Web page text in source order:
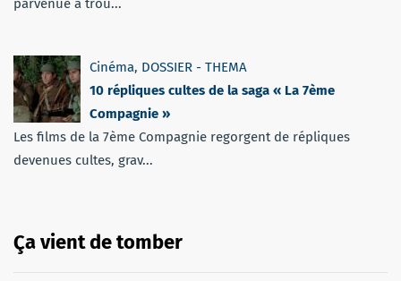
parvenue à trou...
Cinéma, DOSSIER - THEMA
10 répliques cultes de la saga « La 7ème
Compagnie »
Les films de la 7ème Compagnie regorgent de répliques
devenues cultes, grav...
Ça vient de tomber